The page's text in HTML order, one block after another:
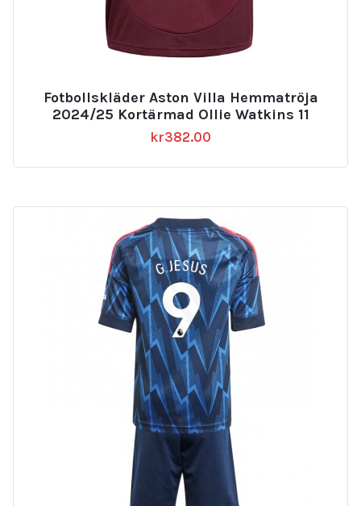
Fotbollskläder Aston Villa Hemmatröja
2024/25 Kortärmad Ollie Watkins 11
kr382.00